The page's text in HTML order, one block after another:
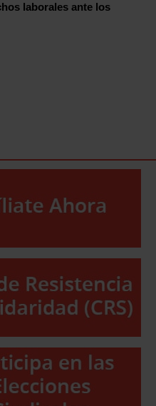
laborales ante los